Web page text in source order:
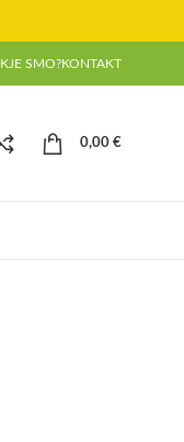
KJE SMO?KONTAKT
0,00 €